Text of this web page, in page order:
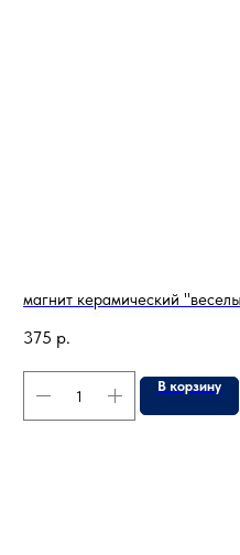
магнит керамический
375 р.
В корзину